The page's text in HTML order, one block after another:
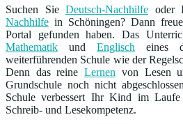
Suchen Sie Deutsch-Nachhilfe oder
Nachhilfe in Schöningen? Dann
Portal gefunden haben. Das
Mathematik und Englisch eines
weiterführenden Schule wie der
Denn das reineLernen von Lesen
Grundschule noch nicht
Schule verbessert Ihr Kind im Laufe
Schreib- und Lesekompetenz.